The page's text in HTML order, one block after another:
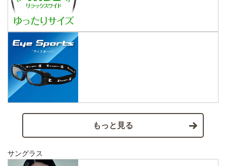
もっと見る
サングラス